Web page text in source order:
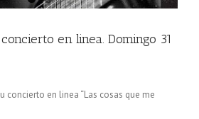
en linea. Domingo 31
concierto en linea “Las cosas que me